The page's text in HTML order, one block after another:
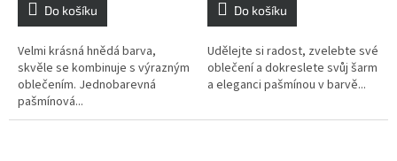
Do košíku
Velmi krásná hnědá barva,
skvěle se kombinuje s výrazným
oblečením. Jednobarevná
pašmínová...
Do košíku
Udělejte si radost, zvelebte své
oblečení a dokreslete svůj šarm
a eleganci pašmínou v barvě...